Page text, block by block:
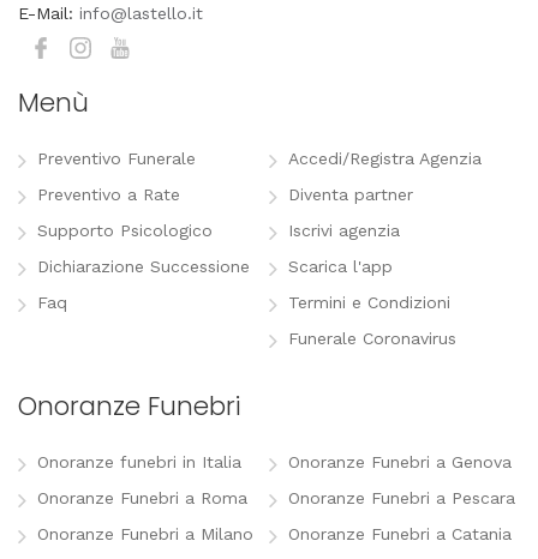
E-Mail: info@lastello.it
Menù
Preventivo Funerale
Preventivo a Rate
Supporto Psicologico
Dichiarazione Successione
Faq
Accedi/Registra Agenzia
Diventa partner
Iscrivi agenzia
Scarica l'app
Termini e Condizioni
Funerale Coronavirus
Onoranze Funebri
Onoranze funebri in Italia
Onoranze Funebri a Roma
Onoranze Funebri a Milano
Onoranze Funebri a Genova
Onoranze Funebri a Pescara
Onoranze Funebri a Catania